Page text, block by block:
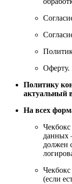
Оферту.
Политику
актуальный
На всех
данных
должен
(если